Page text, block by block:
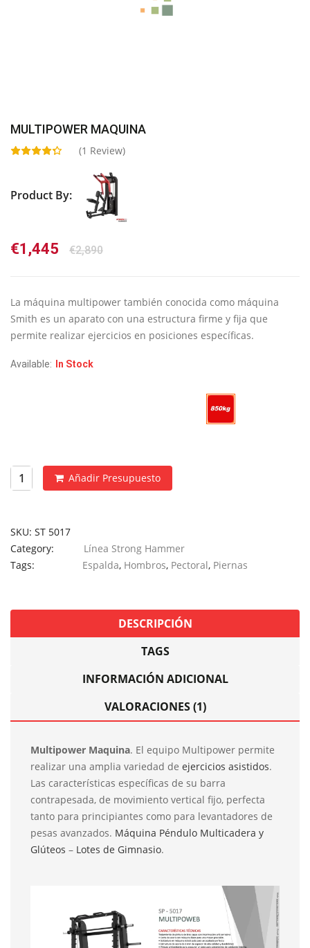
MULTIPOWER MAQUINA
(1 Review)
Product By:
€2,890El
era:
€2,890.
€1,445
El
es:
€1,445.
La máquina multipower también conocida como máquina
Smith es un aparato con una estructura firme y fija que
permite realizar ejercicios en posiciones específicas.
Available: In Stock
Añadir Presupuesto
SKU: ST 5017
Category:
Línea Strong Hammer
Tags:
Espalda, Hombros, Pectoral, Piernas
DESCRIPCIÓN
TAGS
INFORMACIÓN ADICIONAL
VALORACIONES (1)
Multipower Maquina. El equipo Multipower permite
realizar una amplia variedad de ejercicios asistidos.
Las características específicas de su barra
contrapesada, de movimiento vertical fijo, perfecta
tanto para principiantes como para levantadores de
pesas avanzados. Máquina Péndulo Multicadera y
Glúteos – Lotes de Gimnasio.